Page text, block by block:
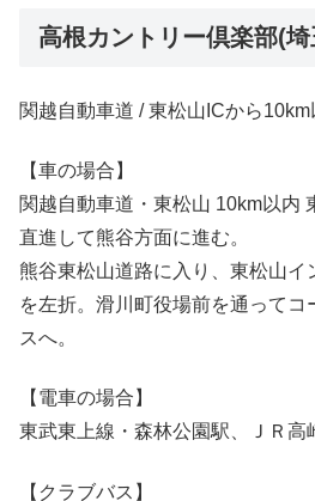
高根カントリー倶楽部(
関越自動車道 / 東松山ICから10km
【車の場合】
関越自動車道・東松山 10km以内
直進して熊谷方面に進む。
熊谷東松山道路に入り、東松山
を左折。滑川町役場前を通って
スへ。
【電車の場合】
東武東上線・森林公園駅、ＪＲ高
【クラブバス】